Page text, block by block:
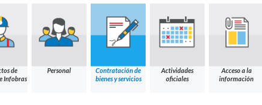
de
Infobras
Personal
Contratación de
bienes y servicios
Actividades
oficiales
Acceso a la
información